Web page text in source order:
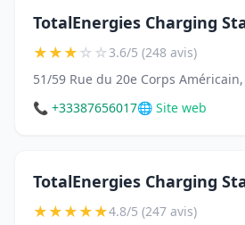
TotalEnergies Charging
★★★☆☆3.6/5 (248 avis)
51/59 Rue du 20e Corps
📞 +33387656017🌐 Site web
TotalEnergies Charging
★★★★★4.8/5 (247 avis)